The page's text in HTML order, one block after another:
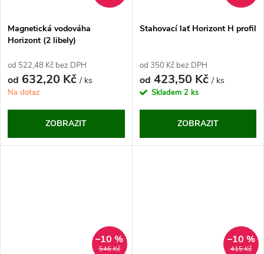
Magnetická vodováha
Horizont (2 libely)
od 522,48 Kč bez DPH
od 632,20 Kč/ ks
Na dotaz
ZOBRAZIT
Stahovací lať Horizont H profil
od 350 Kč bez DPH
od 423,50 Kč/ ks
Skladem 2 ks
ZOBRAZIT
546 Kč
–10 %
415 Kč
–10 %